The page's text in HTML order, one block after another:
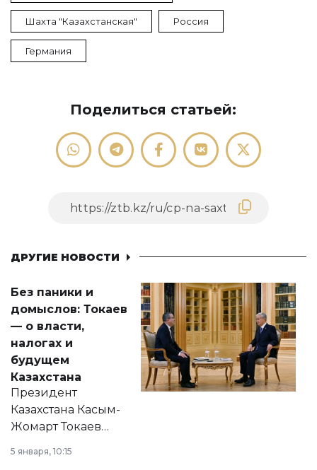
Шахта "Казахстанская" Россия
Германия
Поделиться статьей:
ДРУГИЕ НОВОСТИ
Без паники и
домыслов: Токаев
— о власти,
налогах и
будущем
Казахстана
Президент
Казахстана Касым-
Жомарт Токаев
сразу несколько
5 января, 10:15